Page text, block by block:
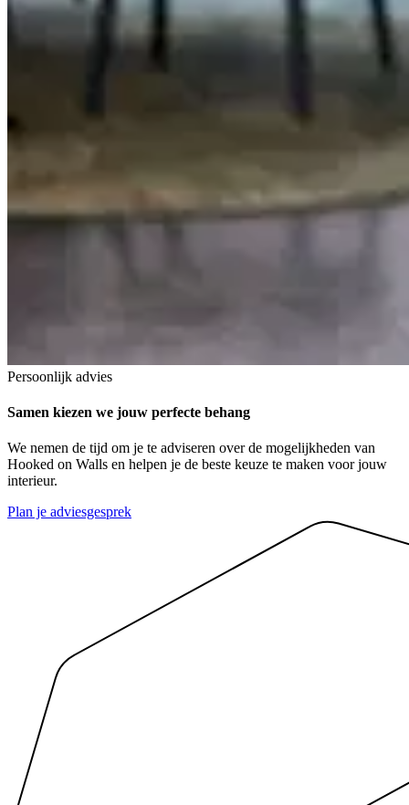
Persoonlijk advies
Samen kiezen we jouw perfecte behang
We nemen de tijd om je te adviseren over de mogelijkheden van
Hooked on Walls en helpen je de beste keuze te maken voor jouw
interieur.
Plan je adviesgesprek